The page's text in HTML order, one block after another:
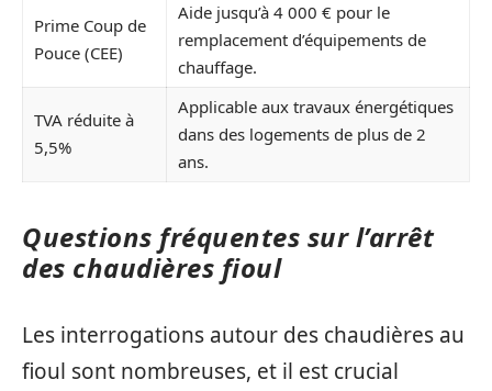
Prime Coup de
Pouce (CEE)
Aide jusqu’à 4 000 € pour le
remplacement d’équipements de
chauffage.
TVA réduite à
5,5%
Applicable aux travaux énergétiques
dans des logements de plus de 2
ans.
Questions fréquentes sur l’arrêt
des chaudières fioul
Les interrogations autour des chaudières au
fioul sont nombreuses, et il est crucial